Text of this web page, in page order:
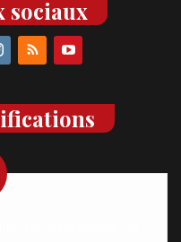
sociaux